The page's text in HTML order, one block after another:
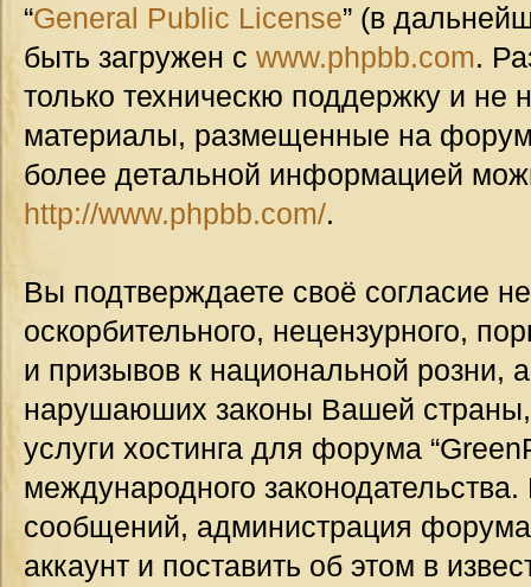
“General Public License” (в
быть загружен с www.phpbb.com.
только техническю поддержку и не
материалы, размещенные на
более детальной информацией
http://www.phpbb.com/.
Вы подтверждаете своё согласие
оскорбительного, нецензурного,
и призывов к национальной розни,
нарушаюших законы Вашей страны,
услуги хостинга для форума
международного
сообщений, администрация
аккаунт и поставить об этом в